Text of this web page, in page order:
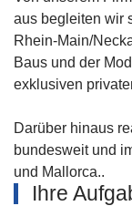
aus begleiten wir
Rhein-Main/
Baus und der
exklusiven
Darüber hinaus
bundesweit und
und Mallorca..
Ihre